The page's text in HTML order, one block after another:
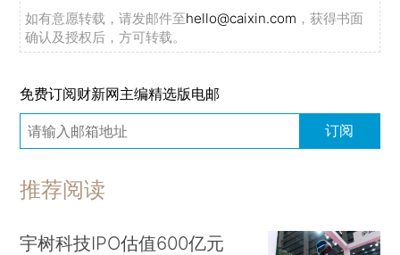
如有意愿转载，请发邮件至hello@caixin.com ，获得书面
确认及授权后，方可转载。
免费订阅财新网主编精选版电邮
订阅
推荐阅读
宇树科技IPO估值600亿元